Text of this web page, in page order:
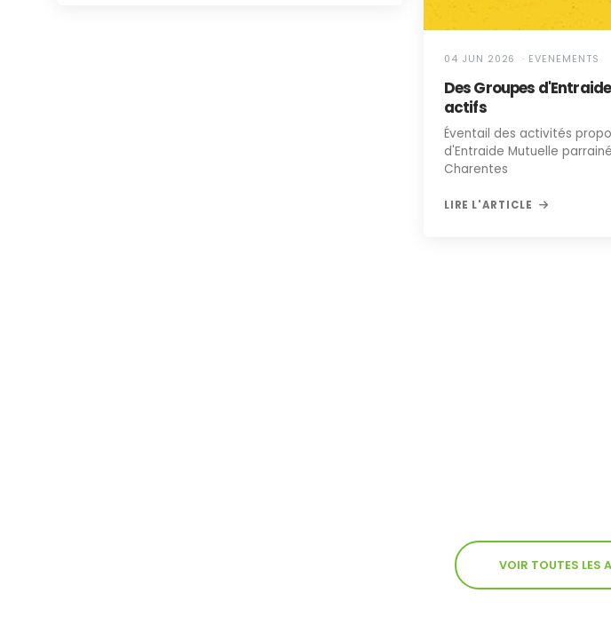
04 JUN 2026 · EVENEMENTS
Des Groupes
actifs
Éventail des activités
d'Entraide Mutuelle
Charentes
LIRE L'ARTICLE
VOIR TOUTES LES